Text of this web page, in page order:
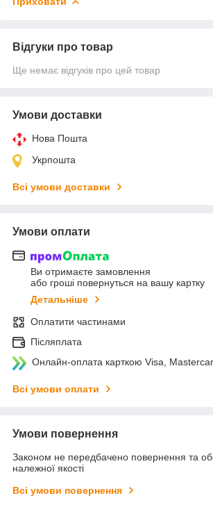
Відгуки про товар
Ще немає відгуків про цей товар
Умови доставки
Нова Пошта
Укрпошта
Всі умови доставки
Умови оплати
Ви отримаєте замовлення
або гроші повернуться на вашу картку
Детальніше
Оплатити частинами
Післяплата
Онлайн-оплата карткою Visa,
Всі умови оплати
Умови повернення
Законом не передбачено повернення та
належної якості
Всі умови повернення